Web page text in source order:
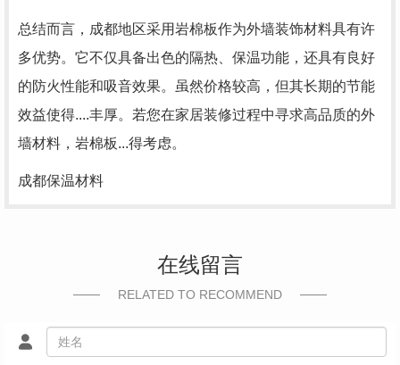
总结而言，成都地区采用岩棉板作为外墙装饰材料具有许
多优势。它不仅具备出色的隔热、保温功能，还具有良好
的防火性能和吸音效果。虽然价格较高，但其长期的节能
效益使得....丰厚。若您在家居装修过程中寻求高品质的外
墙材料，岩棉板...得考虑。
成都保温材料
在线留言
RELATED TO RECOMMEND